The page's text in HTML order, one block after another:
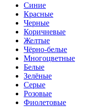
Синие
Красные
Черные
Коричневые
Желтые
Чёрно-белые
Многоцветные
Белые
Зелёные
Серые
Розовые
Фиолетовые